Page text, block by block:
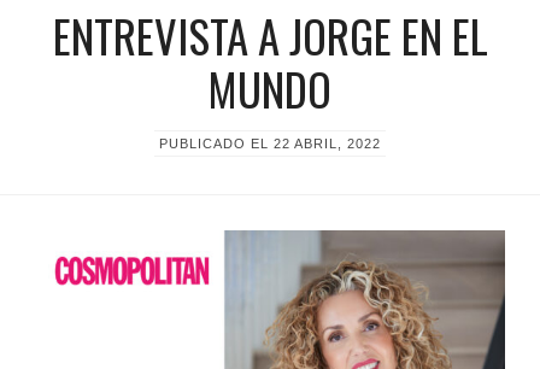
ENTREVISTA A JORGE EN EL
MUNDO
PUBLICADO EL 22 ABRIL, 2022